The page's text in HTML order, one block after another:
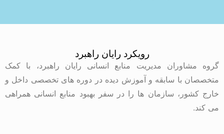
رویکرد رایان راهبرد
گروه مشاوران مدیریت منابع انسانی رایان راهبرد، با کمک
متخصصان با سابقه و آموزش دیده در دوره های تخصصی داخل و
خارج کشور، سازمان ها را در سفر بهبود منابع انسانی همراهی
می کند.